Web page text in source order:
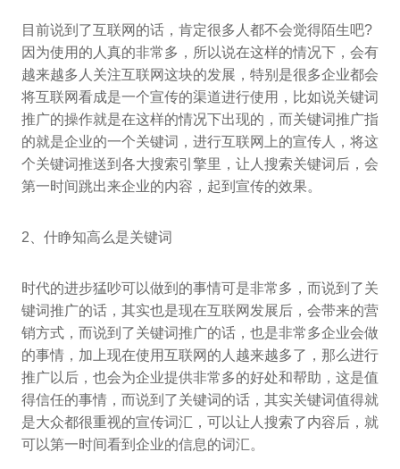
目前说到了互联网的话，肯定很多人都不会觉得陌生吧?
因为使用的人真的非常多，所以说在这样的情况下，会有
越来越多人关注互联网这块的发展，特别是很多企业都会
将互联网看成是一个宣传的渠道进行使用，比如说关键词
推广的操作就是在这样的情况下出现的，而关键词推广指
的就是企业的一个关键词，进行互联网上的宣传人，将这
个关键词推送到各大搜索引擎里，让人搜索关键词后，会
第一时间跳出来企业的内容，起到宣传的效果。
2、什睁知高么是关键词
时代的进步猛吵可以做到的事情可是非常多，而说到了关
键词推广的话，其实也是现在互联网发展后，会带来的营
销方式，而说到了关键词推广的话，也是非常多企业会做
的事情，加上现在使用互联网的人越来越多了，那么进行
推广以后，也会为企业提供非常多的好处和帮助，这是值
得信任的事情，而说到了关键词的话，其实关键词值得就
是大众都很重视的宣传词汇，可以让人搜索了内容后，就
可以第一时间看到企业的信息的词汇。